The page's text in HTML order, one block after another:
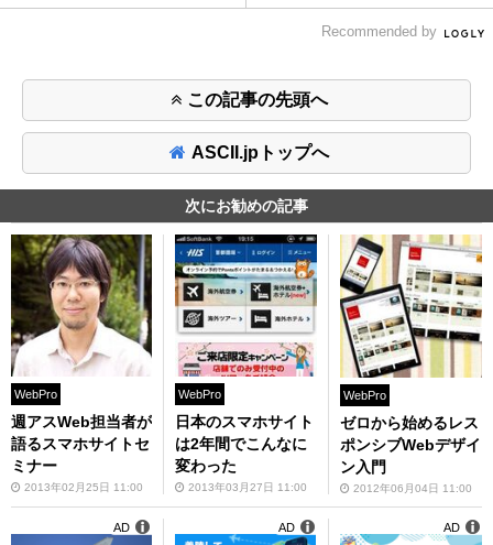
Recommended by
この記事の先頭へ
ASCII.jpトップへ
次にお勧めの記事
WebPro
週アスWeb担当者が
語るスマホサイトセ
ミナー
2013年02月25日 11:00
WebPro
日本のスマホサイト
は2年間でこんなに
変わった
2013年03月27日 11:00
WebPro
ゼロから始めるレス
ポンシブWebデザイ
ン入門
2012年06月04日 11:00
AD AD AD